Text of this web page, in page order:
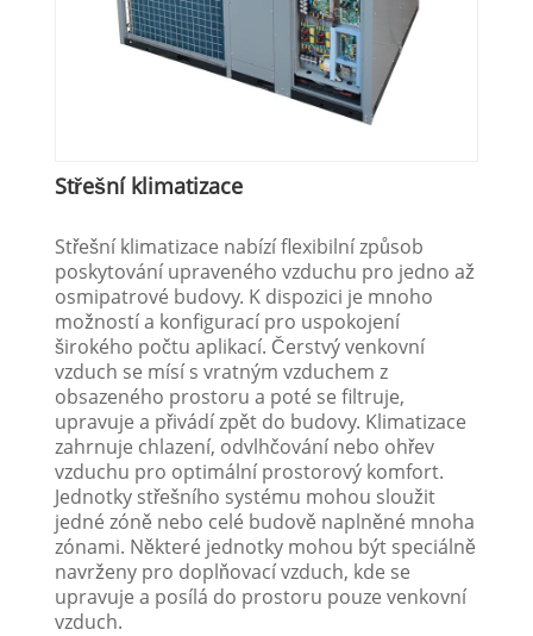
Střešní klimatizace
Střešní klimatizace nabízí flexibilní způsob
poskytování upraveného vzduchu pro jedno až
osmipatrové budovy. K dispozici je mnoho
možností a konfigurací pro uspokojení
širokého počtu aplikací. Čerstvý venkovní
vzduch se mísí s vratným vzduchem z
obsazeného prostoru a poté se filtruje,
upravuje a přivádí zpět do budovy. Klimatizace
zahrnuje chlazení, odvlhčování nebo ohřev
vzduchu pro optimální prostorový komfort.
Jednotky střešního systému mohou sloužit
jedné zóně nebo celé budově naplněné mnoha
zónami. Některé jednotky mohou být speciálně
navrženy pro doplňovací vzduch, kde se
upravuje a posílá do prostoru pouze venkovní
vzduch.